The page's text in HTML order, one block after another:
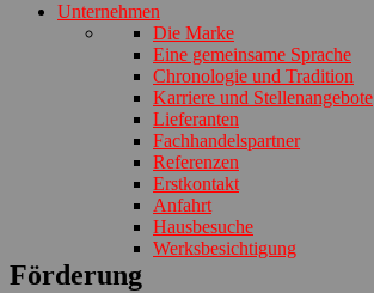
Unternehmen
Die Marke
Eine gemeinsame Sprache
Chronologie und Tradition
Karriere und Stellenangebote
Lieferanten
Fachhandelspartner
Referenzen
Erstkontakt
Anfahrt
Hausbesuche
Werksbesichtigung
Förderung